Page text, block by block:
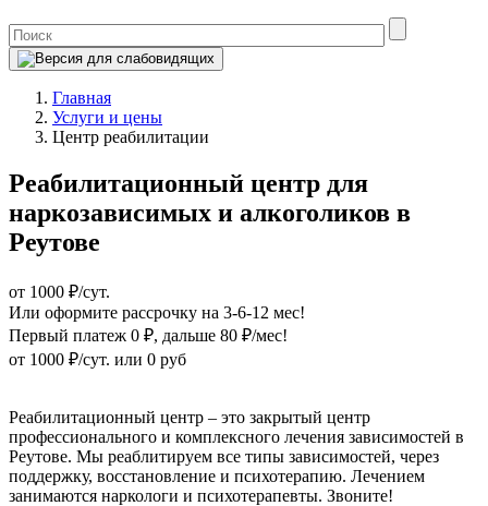
Главная
Услуги и цены
Центр реабилитации
Реабилитационный центр для
наркозависимых и алкоголиков в
Реутове
от 1000 ₽/сут.
Или оформите рассрочку на 3-6-12 мес!
Первый платеж 0 ₽, дальше 80 ₽/мес!
от 1000 ₽/сут. или 0 руб
Реабилитационный центр – это закрытый центр
профессионального и комплексного лечения зависимостей в
Реутове. Мы реаблитируем все типы зависимостей, через
поддержку, восстановление и психотерапию. Лечением
занимаются наркологи и психотерапевты. Звоните!